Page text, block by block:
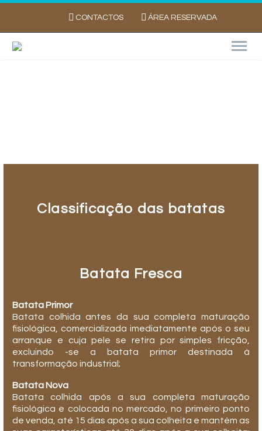
CONTACTOS ÁREA RESERVADA
Classificação das batatas
Batata Fresca
Batata Primor
Batata colhida antes da sua completa maturação
fisiológica, comercializada imediatamente após o seu
arranque e cuja pele se retira por simples fricção,
excluindo -se a batata primor destinada à
transformação industrial;
Batata Nova
Batata colhida após a sua completa maturação
fisiológica e colocada no mercado, no primeiro ponto
de venda, até 15 dias após a sua colheita e mantém as